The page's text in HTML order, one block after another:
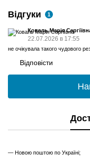
Відгуки 1
Коваль Марія
22.07.2026 в 17:55
не очікувала такого чудового
Відповісти
— Новою поштою по Україні;